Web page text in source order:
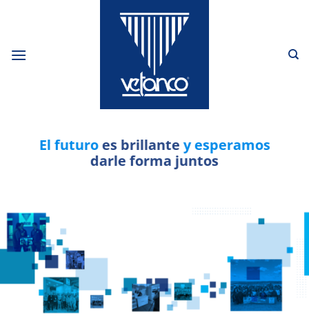
El futuroes brillantey esperamos
darle forma juntos